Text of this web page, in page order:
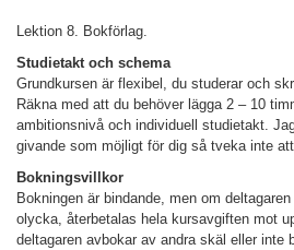
Lektion 8. Bokförlag.
Studietakt och schema
Grundkursen är flexibel, du studerar och
Räkna med att du behöver lägga 2 – 10
ambitionsnivå och individuell studietakt.
givande som möjligt för dig så tveka inte
Bokningsvillkor
Bokningen är bindande, men om
olycka, återbetalas hela kursavgiften mot
deltagaren avbokar av andra skäl eller inte